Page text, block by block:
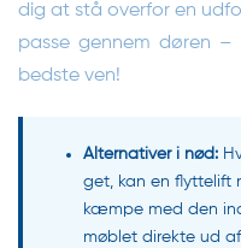
dig at stå overfor en
passe gennem døren
bedste ven!
Alternativer i nød:
get, kan en flyttelift
kæmpe med den
møblet direkte ud